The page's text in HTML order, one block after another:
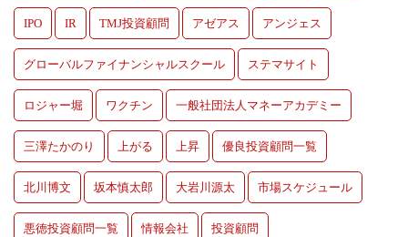
IPO IR TMJ投資顧問 アゼアス アンジェス
グローバルファイナンシャルスクール ステマサイト
ロジャー堀 ワクチン 一般社団法人マネーアカデミー
三澤たかのり 上がる 上昇 優良投資顧問一覧
北川博文 坂本慎太郎 大岩川源太 市場スケジュール
悪徳投資顧問一覧 情報会社 投資顧問